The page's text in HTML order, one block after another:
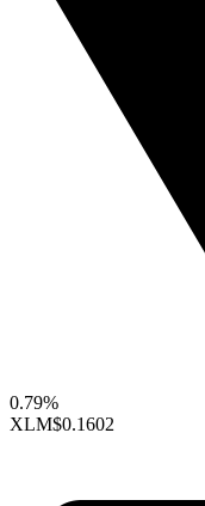
0.79%
XLM$0.1602